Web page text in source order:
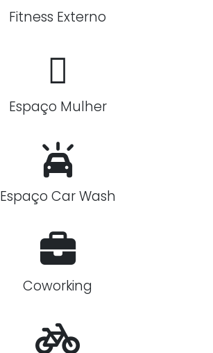
Fitness Externo
Espaço Mulher
Espaço Car Wash
Coworking